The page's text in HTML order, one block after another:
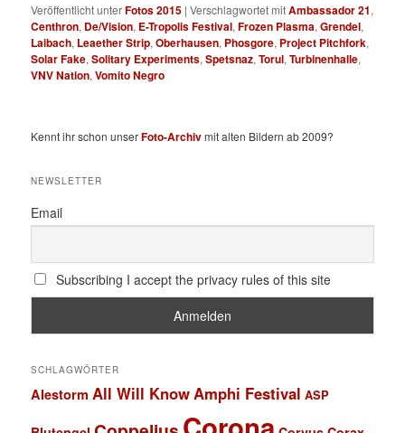
Veröffentlicht unterFotos 2015 |Verschlagwortet mitAmbassador 21,
Centhron, De/Vision, E-Tropolis Festival,Frozen Plasma,Grendel,
Laibach, Leaether Strip,Oberhausen, Phosgore, Project Pitchfork,
Solar Fake,Solitary Experiments,Spetsnaz,Torul,Turbinenhalle,
VNV Nation,Vomito Negro
Kennt ihr schon unserFoto-Archivmit alten Bildern ab 2009?
NEWSLETTER
Email
Subscribing I accept the privacy rules of this site
SCHLAGWÖRTER
Alestorm All Will KnowAmphi Festival ASP